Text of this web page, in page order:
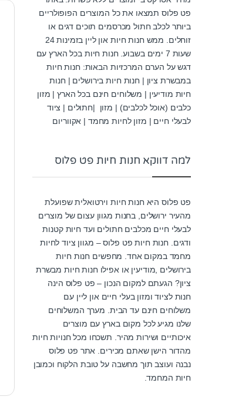
פט פלוס תמצאו את כל המוצרים הפופולריים
ביותר לכלב חתול מכרסמים תוכים דגים או
זוחלים. ממש חנות חיות און ליין בזמינות 24
שעות 7 ימים בשבוע. חנות חיות בכל הארץ עם
דגש על הערם המרכזיות הבאות: חנות חיות
במבשרת ציון | חנות חיות בירושלים | חנות
חיות מודיעין | משלוחים חינם בכל הארץ | מזון
כלבים (אוכל לכלבים) | מזון |חתולים | ציוד
לבעלי חיים | מזון לחיות מחמד | אקווריום
למה דווקא חנות חיות פט פלוס
פט פלוס היא חנות חיות וירטואלית שפועלת
מהעיר ירושלים, בחנות מגוון עצום של מוצרים
לבעלי חיים מכלבים חתולים ועד חיות קטנות
ודגים. חנות חיות פט פלוס – מגוון ציוד לחיות
מחמד במקום אחד. מחפשים חנות חיות
בירושלים ,מודיעין או אפילו חנות חיות מבשרת
ציון? הגעתם למקום הנכון – פט פלוס הינה
חנות לציוד ומזון בעלי חיים און ליין עם
משלוחים חינם עד הבית. מערך המשלוחים
שלנו מגיע לכל מקום בארץ עם מוצרים
איכותיים ושירות מהיר. תשכחו מכל חנויות חיות
מהדור הישן שאתם מכירים. אתר פט פלוס
נבנה ועוצב תוך מחשבה על טובת הלקוח וכמובן
חיות המחמד.